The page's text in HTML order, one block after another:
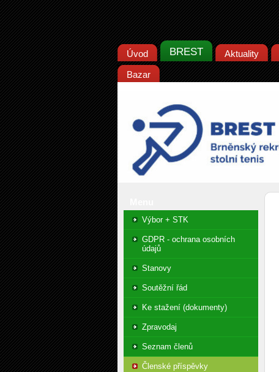
Úvod BREST Aktuality
Bazar
Výbor + STK
GDPR - ochrana osobních
údajů
Stanovy
Soutěžní řád
Ke stažení (dokumenty)
Zpravodaj
Seznam členů
Členské příspěvky